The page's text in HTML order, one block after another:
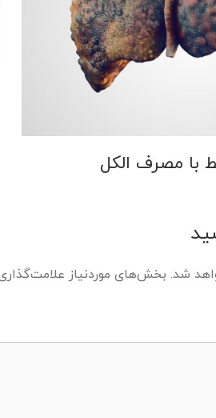
با مصرف الکل
شد. بخش‌های موردنیاز